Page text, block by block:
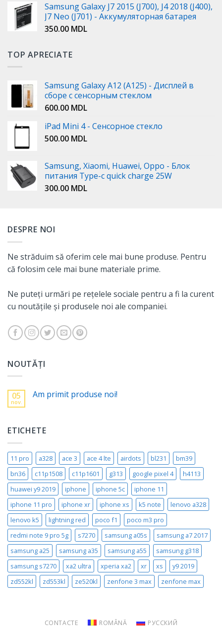
Samsung Galaxy J7 2015 (J700), J4 2018 (J400),
J7 Neo (J701) - Аккумуляторная батарея
350.00 MDL
TOP APRECIATE
Samsung Galaxy A12 (A125) - Дисплей в
сборе с сенсорным стеклом
600.00 MDL
iPad Mini 4 - Сенсорное стекло
500.00 MDL
Samsung, Xiaomi, Huawei, Oppo - Блок
питания Type-c quick charge 25W
300.00 MDL
DESPRE NOI
Ne străduim să oferim cele mai bune produse. Pentru
că folosim cele mai bune materiale prime.
Ne puteți urmări pe rețelele sociale pentru a fi la curent
cu noutățile și produsele noi ale companiei.
NOUTĂȚI
05
nov.
Am primit produse noi!
ETICHETE
11 pro a328 ace 3 ace 4 lte airdots bl231
bm39
bn36
c11p1508 c11p1601 g313 google pixel 4
h4113
huawei y9 2019
iphone iphone 5c
iphone 11
iphone 11 pro
iphone xr iphone xs k5 note
lenovo a328
lenovo k5
lightning red poco f1
poco m3 pro
redmi note 9 pro 5g
s7270 samsung a05s
samsung a7 2017
samsung a25
samsung a35 samsung a55
samsung g318
samsung s7270
xa2 ultra xperia xa2 xr xs
y9 2019
zd552kl
zd553kl ze520kl zenfone 3 max zenfone max
CONTACTE ROMÂNĂ РУССКИЙ